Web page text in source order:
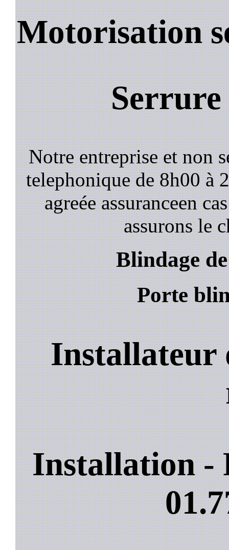
Motorisation
Serrure
Notre entreprise et non
telephonique de 8h00 à
agreée assuranceen
assurons le
Blindage
Porte
Installateur
Installation -